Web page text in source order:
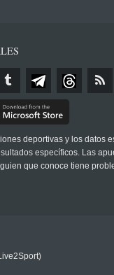
deportivas y los datos
específicos. Las
que conoce tiene